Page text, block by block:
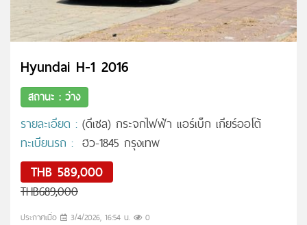
Hyundai H-1 2016
สถานะ : ว่าง
รายละเอียด : (ดีเซล) กระจกไฟฟ้า แอร์เบ็ก เกียร์ออโต้
ทะเบียนรถ : ฮว-1845 กรุงเทพ
THB 589,000
THB689,000
ประกาศเมื่อ 3/4/2026, 16:54 น. 0